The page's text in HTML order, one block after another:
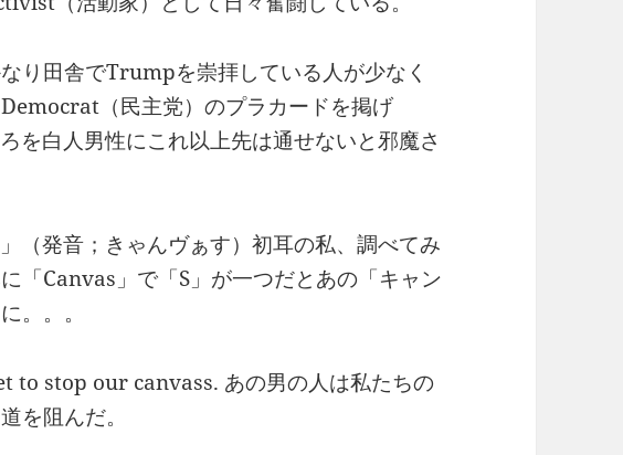
り田舎でTrumpを崇拝している人が少なく
Democrat （民主党）のプラカードを掲げ
を白人男性にこれ以上先は通せないと邪魔さ
」（発音；きゃんヴぁす）初耳の私、調べてみ
「 Canvas 」で「 S 」が一つだとあの「キャン
。。。
to stop our canvass. あの男の人は私たちの
を阻んだ。